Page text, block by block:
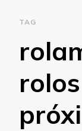
TAG